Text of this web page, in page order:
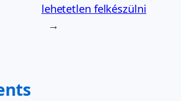
lehetetlen felkészülni
→